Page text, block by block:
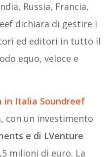
Russia, Francia,
dichiara di gestire i
ed editori in tutto il
equo, veloce e
in Italia Soundreef
con un investimento
e di LVenture
milioni di euro. La